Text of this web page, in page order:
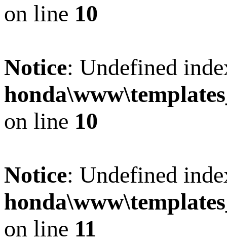
on line 10
Notice: Undefined
on line 10
Notice: Undefined
on line 11